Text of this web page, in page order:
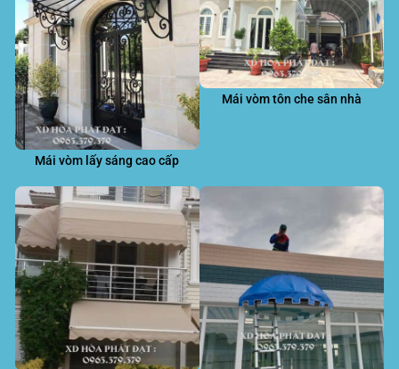
Mái vòm lấy sáng cao cấp
Mái vòm tôn che sân nhà